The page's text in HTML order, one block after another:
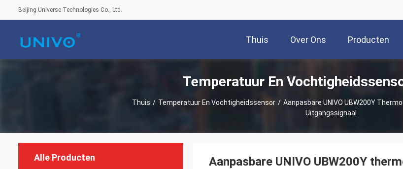
Beijing Universe Technologies Co., Ltd.
Thuis Over Ons Producten
Temperatuur En
Thuis / Temperatuur En Vochtigheidssensor / Aanpasbare UNIVO UBW200Y
Uitgangssignaal
Alle Producten
Aanpasbare UNIVO UBW200Y